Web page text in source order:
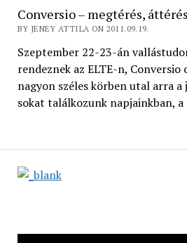
Conversio – megtérés,
BY JENEY ATTILA ON 2011.09.19.
Szeptember 22-23-án
rendeznek az ELTE-n,
nagyon széles körben utal arra
sokat találkozunk napjainkban,